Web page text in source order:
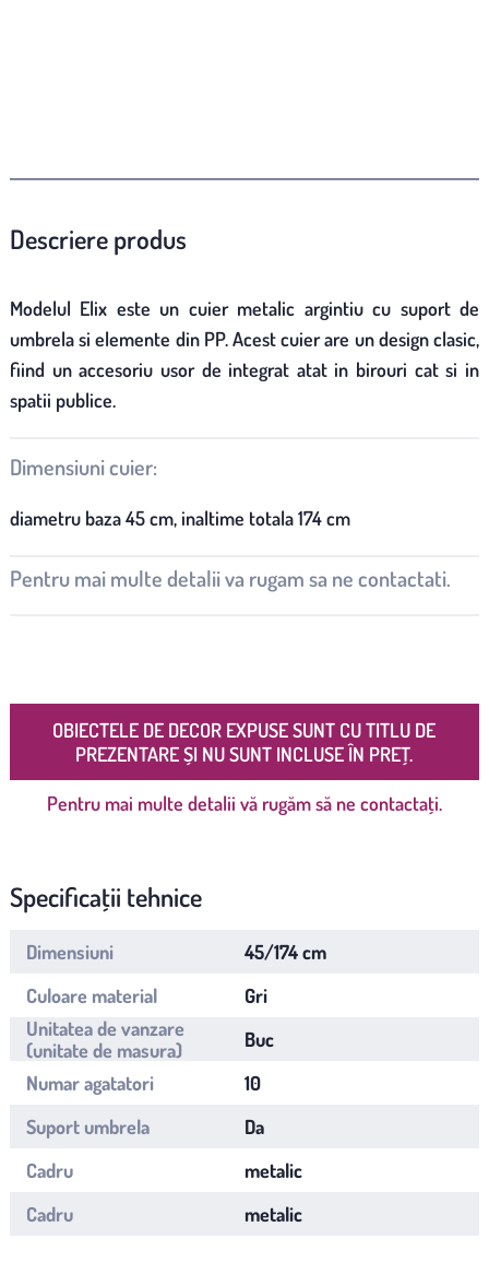
Descriere produs
Modelul Elix este un cuier metalic argintiu cu suport de
umbrela si elemente din PP. Acest cuier are un design clasic,
fiind un accesoriu usor de integrat atat in birouri cat si in
spatii publice.
Dimensiuni cuier:
diametru baza 45 cm, inaltime totala 174 cm
Pentru mai multe detalii va rugam sa ne contactati.
OBIECTELE DE DECOR EXPUSE SUNT CU TITLU DE
PREZENTARE ȘI NU SUNT INCLUSE ÎN PREȚ.
Pentru mai multe detalii vă rugăm să ne contactați.
Specificații tehnice
Dimensiuni
45/174 cm
Culoare material
Gri
Unitatea de vanzare
(unitate de masura)
Buc
Numar agatatori
10
Suport umbrela
Da
Cadru
metalic
Cadru
metalic